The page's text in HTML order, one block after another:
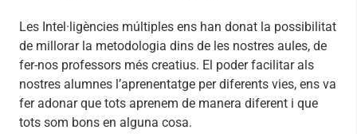
Les Intel·ligències múltiples ens han donat la possibilitat
de millorar la metodologia dins de les nostres aules, de
fer-nos professors més creatius. El poder facilitar als
nostres alumnes l’aprenentatge per diferents vies, ens va
fer adonar que tots aprenem de manera diferent i que
tots som bons en alguna cosa.